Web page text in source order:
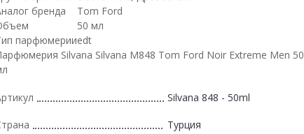
бренда
Tom Ford
50 мл
парфюмерииedt
Silvana Silvana M848 Tom Ford Noir Extreme Men 50
Silvana 848 - 50ml
Турция